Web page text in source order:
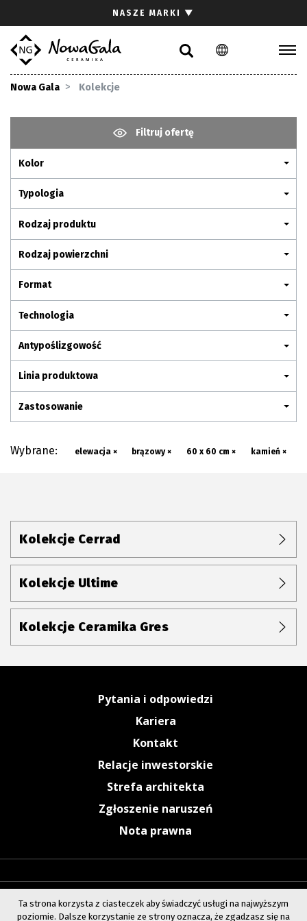
PL EN
NASZE MARKI ▼
Nowa Gala Kolekcje
Filtruj ofertę
Kolor
Typologia
Rodzaj produktu
Rodzaj powierzchni
Format
Technologia
Antypoślizgowość
Linia produktowa
Zastosowanie
Wybrane: elewacja × brązowy × 60 x 60 cm × kamień ×
Kolekcje Cerrad
Kolekcje Ultime
Kolekcje Ceramika Gres
Pytania i odpowiedzi
Kariera
Kontakt
Relacje inwestorskie
Strefa architekta
Zgłoszenie naruszeń
Nota prawna
Gdzie kupić
Pliki do pobrania
Pytania i odpowiedzi
Kariera
Kontakt
Komunikacja z akcjonariuszami
Ta strona korzysta z ciasteczek aby świadczyć usługi na najwyższym
poziomie. Dalsze korzystanie ze strony oznacza, że zgadzasz się na